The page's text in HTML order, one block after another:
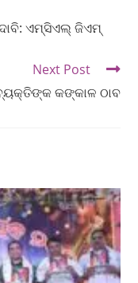
ଏମ୍‌ସିଏଲ୍‌ ଜିଏମ୍
Next Post
କଙ୍କାଳ ଠାବ